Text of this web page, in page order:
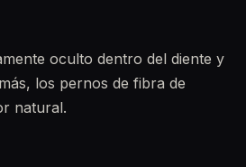
oculto dentro del diente y
los pernos de fibra de
natural.